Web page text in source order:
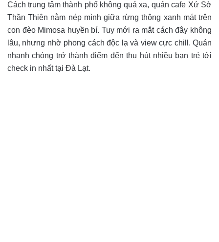
Cách trung tâm thành phố không quá xa, quán cafe Xứ Sở
Thần Thiên nằm nép mình giữa rừng thông xanh mát trên
con đèo Mimosa huyền bí. Tuy mới ra mắt cách đây không
lâu, nhưng nhờ phong cách độc lạ và view cực chill. Quán
nhanh chóng trở thành điểm đến thu hút nhiều bạn trẻ tới
check in nhất tại Đà Lạt.